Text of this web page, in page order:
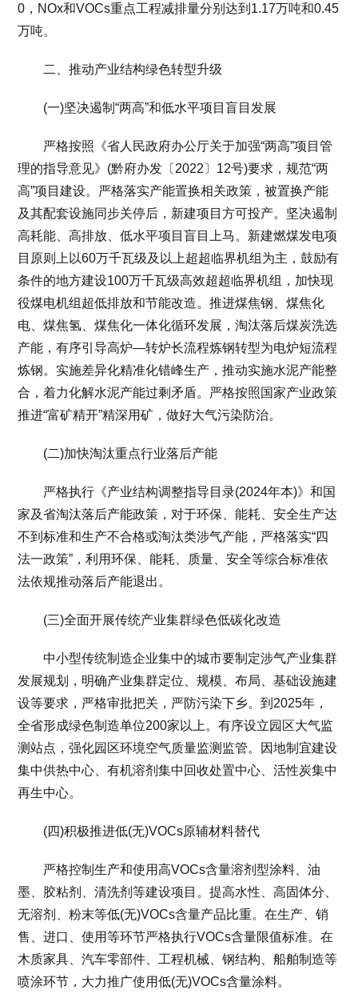
0，NOx和VOCs重点工程减排量分别达到1.17万吨和0.45
万吨。
二、推动产业结构绿色转型升级
(一)坚决遏制“两高”和低水平项目盲目发展
严格按照《省人民政府办公厅关于加强“两高”项目管
理的指导意见》(黔府办发〔2022〕12号)要求，规范“两
高”项目建设。严格落实产能置换相关政策，被置换产能
及其配套设施同步关停后，新建项目方可投产。坚决遏制
高耗能、高排放、低水平项目盲目上马。新建燃煤发电项
目原则上以60万千瓦级及以上超超临界机组为主，鼓励有
条件的地方建设100万千瓦级高效超超临界机组，加快现
役煤电机组超低排放和节能改造。推进煤焦钢、煤焦化
电、煤焦氢、煤焦化一体化循环发展，淘汰落后煤炭洗选
产能，有序引导高炉—转炉长流程炼钢转型为电炉短流程
炼钢。实施差异化精准化错峰生产，推动实施水泥产能整
合，着力化解水泥产能过剩矛盾。严格按照国家产业政策
推进“富矿精开”精深用矿，做好大气污染防治。
(二)加快淘汰重点行业落后产能
严格执行《产业结构调整指导目录(2024年本)》和国
家及省淘汰落后产能政策，对于环保、能耗、安全生产达
不到标准和生产不合格或淘汰类涉气产能，严格落实“四
法一政策”，利用环保、能耗、质量、安全等综合标准依
法依规推动落后产能退出。
(三)全面开展传统产业集群绿色低碳化改造
中小型传统制造企业集中的城市要制定涉气产业集群
发展规划，明确产业集群定位、规模、布局、基础设施建
设等要求，严格审批把关，严防污染下乡。到2025年，
全省形成绿色制造单位200家以上。有序设立园区大气监
测站点，强化园区环境空气质量监测监管。因地制宜建设
集中供热中心、有机溶剂集中回收处置中心、活性炭集中
再生中心。
(四)积极推进低(无)VOCs原辅材料替代
严格控制生产和使用高VOCs含量溶剂型涂料、油
墨、胶粘剂、清洗剂等建设项目。提高水性、高固体分、
无溶剂、粉末等低(无)VOCs含量产品比重。在生产、销
售、进口、使用等环节严格执行VOCs含量限值标准。在
木质家具、汽车零部件、工程机械、钢结构、船舶制造等
喷涂环节，大力推广使用低(无)VOCs含量涂料。